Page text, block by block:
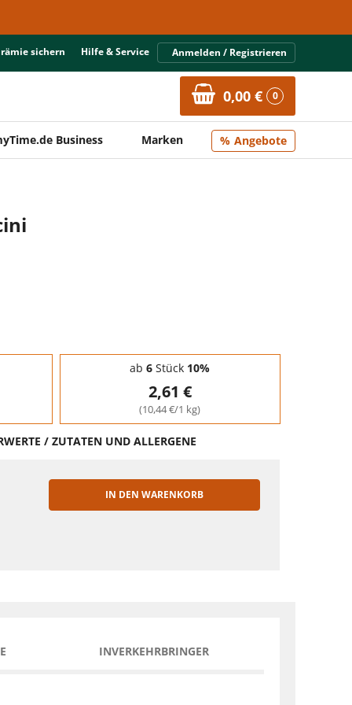
sichern Hilfe & Service Anmelden / Registrieren
0,00 € 0
Business Marken Angebote
ab 6 Stück 10%
2,61 €
(10,44 €/1 kg)
/ ZUTATEN UND ALLERGENE
IN DEN WARENKORB
INVERKEHRBRINGER